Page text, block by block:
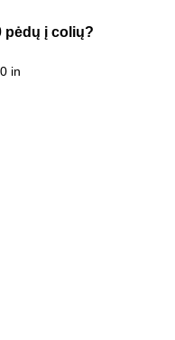
pėdų į colių?
in